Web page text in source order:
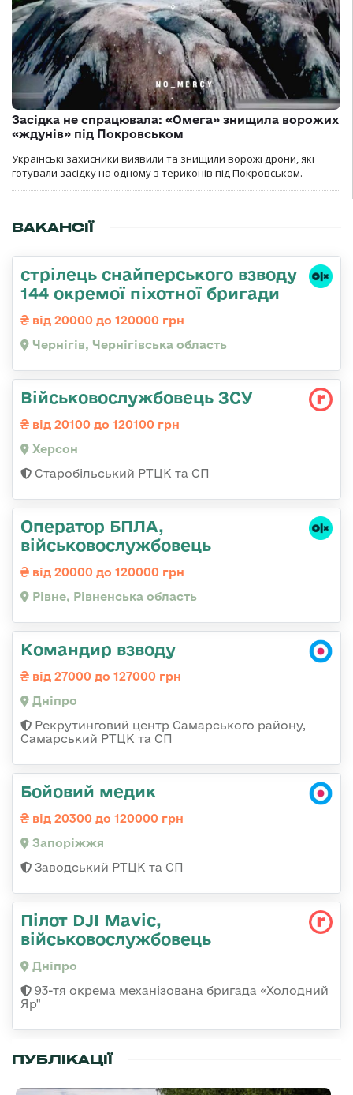
Засідка не спрацювала: «Омега» знищила ворожих
«ждунів» під Покровськом
Українські захисники виявили та знищили ворожі дрони, які
готували засідку на одному з териконів під Покровськом.
ВАКАНСІЇ
стрілець снайперського взводу
144 окремої піхотної бригади
від 20000 до 120000 грн
Чернігів, Чернігівська область
Військовослужбовець ЗСУ
від 20100 до 120100 грн
Херсон
Старобільський РТЦК та СП
Оператор БПЛА,
військовослужбовець
від 20000 до 120000 грн
Рівне, Рівненська область
Командир взводу
від 27000 до 127000 грн
Дніпро
Рекрутинговий центр Самарського району,
Самарський РТЦК та СП
Бойовий медик
від 20300 до 120000 грн
Запоріжжя
Заводський РТЦК та СП
Пілот DJI Mavic,
військовослужбовець
Дніпро
93-тя окрема механізована бригада «Холодний
Яр"
ПУБЛІКАЦІЇ